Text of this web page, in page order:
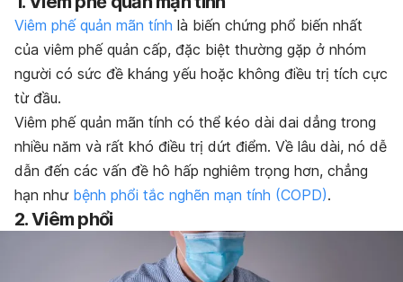
Viêm phế quản mãn tính là biến chứng phổ biến nhất
của viêm phế quản cấp, đặc biệt thường gặp ở nhóm
người có sức đề kháng yếu hoặc không điều trị tích cực
từ đầu.
Viêm phế quản mãn tính có thể kéo dài dai dẳng trong
nhiều năm và rất khó điều trị dứt điểm. Về lâu dài, nó dễ
dẫn đến các vấn đề hô hấp nghiêm trọng hơn, chẳng
hạn như bệnh phổi tắc nghẽn mạn tính (COPD).
2. Viêm phổi